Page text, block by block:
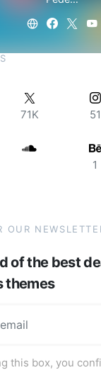
71K 51
1
OUR
of the best
themes
this box, you